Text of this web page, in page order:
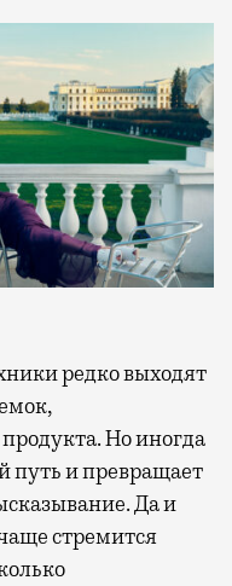
Но иногда
путь и превращает
Да и
стремится